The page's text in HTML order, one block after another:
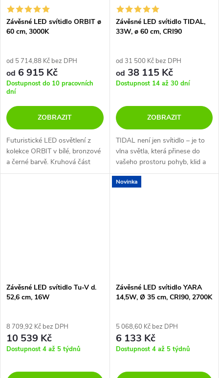
Závěsné LED svítidlo ORBIT ø
60 cm, 3000K
od 5 714,88 Kč bez DPH
od 6 915 Kč
Dostupnost do 10 pracovních
dní
ZOBRAZIT
Futuristické LED osvětlení z
kolekce ORBIT v bílé, bronzové
a černé barvě. Kruhová část
svítidla je zavěšena na tři
Závěsné LED svítidlo TIDAL,
33W, ø 60 cm, CRI90
od 31 500 Kč bez DPH
od 38 115 Kč
Dostupnost 14 až 30 dní
ZOBRAZIT
TIDAL není jen svítidlo – je to
vlna světla, která přinese do
vašeho prostoru pohyb, klid a
estetickou harmonii.
Závěsné LED svítidlo Tu-V d.
52,6 cm, 16W
8 709,92 Kč bez DPH
10 539 Kč
Dostupnost 4 až 5 týdnů
Novinka
Závěsné LED svítidlo YARA
14,5W, Ø 35 cm, CRI90, 2700K
5 068,60 Kč bez DPH
6 133 Kč
Dostupnost 4 až 5 týdnů